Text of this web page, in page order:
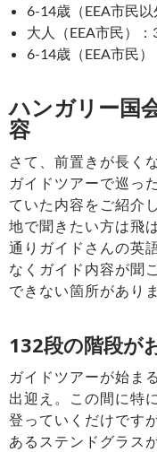
6-14歳（EEA市民
大人（EEA市民）
6-14歳（EEA市民
ハンガリー国
容
さて、前置きが長く
ガイドツアーで巡っ
ていた内容をご紹介
地で聞きたい方は飛
通りガイドさんの英
なくガイド内容が聞
できない箇所があり
132段の階段が
ガイドツアーが始ま
出迎え。この間に特
登っていくだけです
あるステンドグラス